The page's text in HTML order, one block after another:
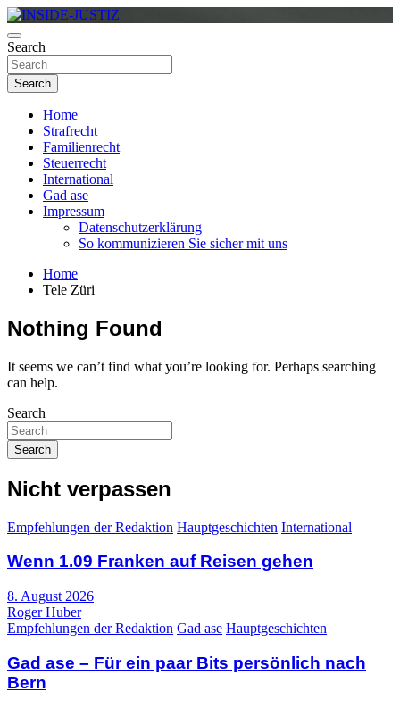
Skip
to
content
INSIDE-JUSTIZ
Investigativer Journalismus zur Dritten Gewalt
Search
Search
Home
Strafrecht
Familienrecht
Steuerrecht
International
Gad ase
Impressum
Datenschutzerklärung
So kommunizieren Sie sicher mit uns
Home
Tele Züri
Nothing Found
It seems we can’t find what you’re looking for. Perhaps searching
can help.
Search
Search
Nicht verpassen
Empfehlungen der Redaktion Hauptgeschichten International
Wenn 1.09 Franken auf Reisen gehen
8. August 2026
Roger Huber
Empfehlungen der Redaktion Gad ase Hauptgeschichten
Gad ase – Für ein paar Bits persönlich nach
Bern